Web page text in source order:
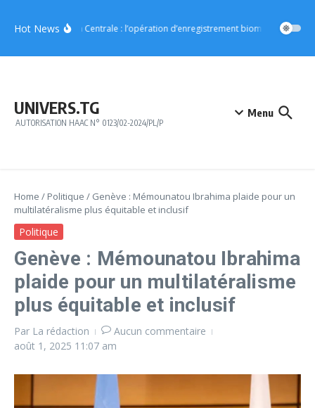
Hot NewsRégion Centrale : l’opération d’enregistrement biométrique
UNIVERS.TG
AUTORISATION HAAC N° 0123/02-2024/PL/P
Menu
Home / Politique / Genève : Mémounatou Ibrahima plaide pour un
multilatéralisme plus équitable et inclusif
Politique
Genève : Mémounatou Ibrahima
plaide pour un multilatéralisme
plus équitable et inclusif
Par La rédaction
Aucun commentaire
août 1, 2025 11:07 am